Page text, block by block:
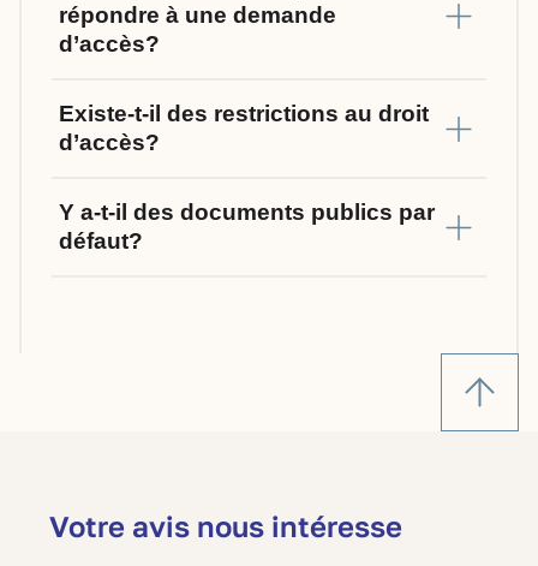
répondre à une demande
d’accès?
Existe-t-il des restrictions au droit
d’accès?
Y a-t-il des documents publics par
défaut?
Votre avis nous intéresse